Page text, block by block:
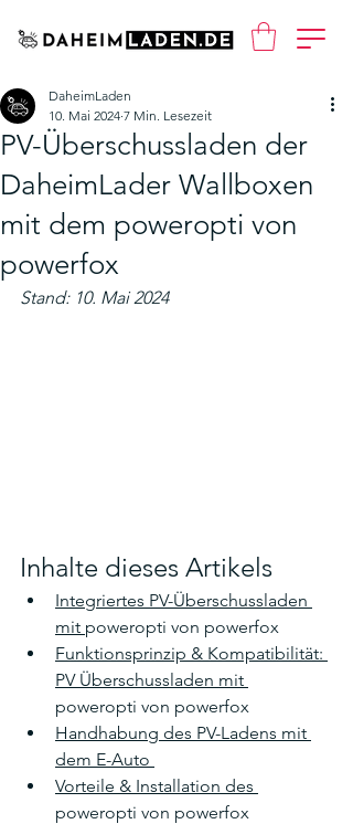
PV-Überschussladen der
DaheimLader Wallboxen
mit dem poweropti von
powerfox
DaheimLaden
10. Mai 2024 7 Min. Lesezeit
Stand: 10. Mai 2024
Inhalte dieses Artikels
Integriertes PV-Überschussladen
mit poweropti von powerfox
Funktionsprinzip & Kompatibilität:
PV Überschussladen mit
poweropti von powerfox
Handhabung des PV-Ladens mit
dem E-Auto
Vorteile & Installation des
poweropti von powerfox